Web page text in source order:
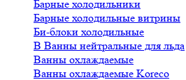
Барные холодильники
Барные холодильные витрины
Би-блоки холодильные
В Ванны нейтральные для льда
Ванны охлаждаемые
Ванны охлаждаемые Koreco